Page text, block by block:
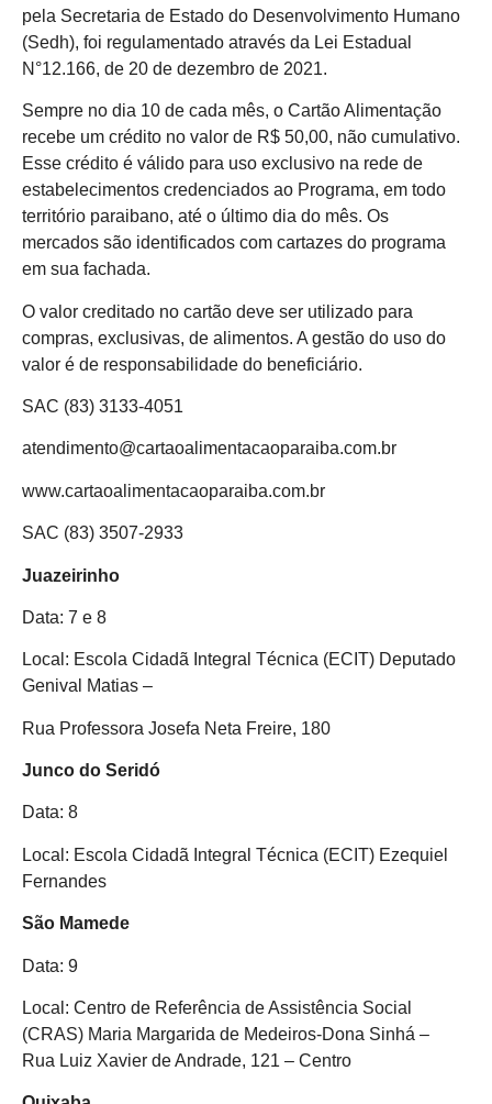
pela Secretaria de Estado do Desenvolvimento Humano
(Sedh), foi regulamentado através da Lei Estadual
N°12.166, de 20 de dezembro de 2021.
Sempre no dia 10 de cada mês, o Cartão Alimentação
recebe um crédito no valor de R$ 50,00, não cumulativo.
Esse crédito é válido para uso exclusivo na rede de
estabelecimentos credenciados ao Programa, em todo
território paraibano, até o último dia do mês. Os
mercados são identificados com cartazes do programa
em sua fachada.
O valor creditado no cartão deve ser utilizado para
compras, exclusivas, de alimentos. A gestão do uso do
valor é de responsabilidade do beneficiário.
SAC (83) 3133-4051
atendimento@cartaoalimentacaoparaiba.com.br
www.cartaoalimentacaoparaiba.com.br
SAC (83) 3507-2933
Juazeirinho
Data: 7 e 8
Local: Escola Cidadã Integral Técnica (ECIT) Deputado
Genival Matias –
Rua Professora Josefa Neta Freire, 180
Junco do Seridó
Data: 8
Local: Escola Cidadã Integral Técnica (ECIT) Ezequiel
Fernandes
São Mamede
Data: 9
Local: Centro de Referência de Assistência Social
(CRAS) Maria Margarida de Medeiros-Dona Sinhá –
Rua Luiz Xavier de Andrade, 121 – Centro